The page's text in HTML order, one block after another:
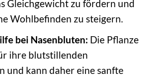
Gleichgewicht zu fördern und
Wohlbefinden zu steigern.
bei Nasenbluten: Die Pflanze
ihre blutstillenden
und kann daher eine sanfte